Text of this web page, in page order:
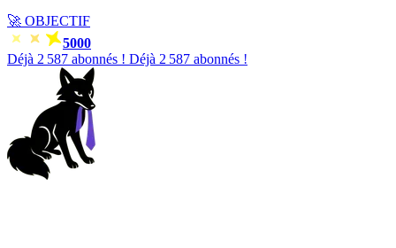
🚀 OBJECTIF
5000
Déjà 2 588 abonnés ! Déjà 2 588 abonnés !